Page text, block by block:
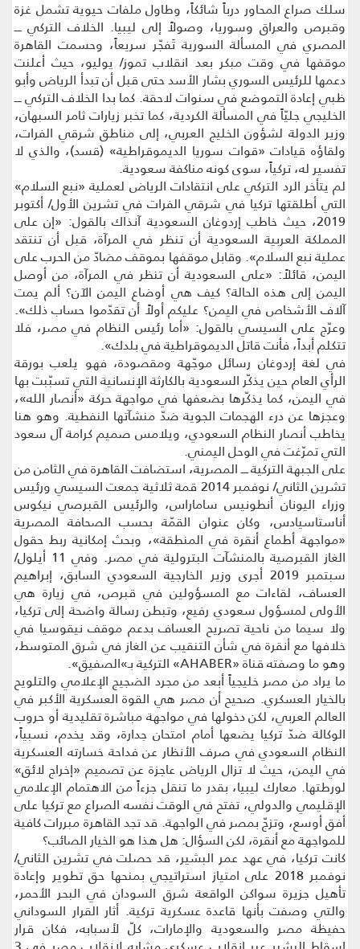
سلك صراع المحاور درباً شائكاً، وطاول ملفات حيوية تشمل غزة
وقبرص والعراق وسوريا، وصولاً إلى ليبيا. الخلاف التركي ــــ
المصري في المسألة السورية تَفجّر سريعاً، وحسمت القاهرة
موقفها في وقت مبكر بعد انقلاب تموز/ يوليو، حيث أعلنت
دعمها للرئيس السوري بشار الأسد حتى قبل أن تبدأ الرياض وأبو
ظبي إعادة التموضع في سنوات لاحقة. كما بدا الخلاف التركي ــــ
الخليجي جليّاً في المسألة الكردية، كما تخبر زيارات ثامر السبهان،
وزير الدولة لشؤون الخليج العربي، إلى مناطق شرقي الفرات،
ولقاؤه قيادات «قوات سوريا الديموقراطية» (قسد)، والذي لا
تفسير له، تركياً، سوى كونه مناكفة سعودية.
لم يتأخر الرد التركي على انتقادات الرياض لعملية «نبع السلام»
التي أطلقتها تركيا في شرقي الفرات في تشرين الأول/ أكتوبر
2019، حيث خاطب إردوغان السعودية آنذاك بالقول: «إن على
المملكة العربية السعودية أن تنظر في المرآة، قبل أن تنتقد
عملية نبع السلام». وقابل موقفها بموقف مضادّ من الحرب على
اليمن، قائلاً: «على السعودية أن تنظر في المرآة، من أوصل
اليمن إلى هذه الحالة؟ كيف هي أوضاع اليمن الآن؟ ألم يمت
آلاف الأشخاص في اليمن؟ عليكم أولاً أن تقدّموا حساب ذلك».
وعرّج على السيسي بالقول: «أما رئيس النظام في مصر، فلا
تتكلم أبداً، فأنت قاتل الديموقراطية في بلدك».
في لغة إردوغان رسائل موجّهة ومقصودة، فهو يلعب بورقة
الرأي العام حين يذكّر السعودية بالكارثة الإنسانية التي تسبّبت بها
في اليمن، كما يذكّرها بضعفها في مواجهة حركة «أنصار الله»،
وعجزها عن درء الهجمات الجوية ضدّ منشآتها النفطية. وهو هنا
يخاطب أنصار النظام السعودي، ويلامس صميم كرامة آل سعود
التي تمرّغت في الوحل اليمني.
على الجبهة التركية ــــ المصرية، استضافت القاهرة في الثامن من
تشرين الثاني/ نوفمبر 2014 قمة ثلاثية جمعت السيسي ورئيس
وزراء اليونان أنطونيس ساماراس، والرئيس القبرصي نيكوس
أناستاسيادس، وكان عنوان القمّة بحسب الصحافة المصرية
«مواجهة أطماع أنقرة في المنطقة»، وبحث إمكانية ربط حقول
الغاز القبرصية بالمنشآت البترولية في مصر. وفي 11 أيلول/
سبتمبر 2019 أجرى وزير الخارجية السعودي السابق، إبراهيم
العساف، لقاءات مع المسؤولين في قبرص، في زيارة هي
الأولى لمسؤول سعودي رفيع، وتبطن رسالة واضحة إلى تركيا،
ولا سيما من ناحية تصريح العساف بدعم موقف نيقوسيا في
خلافها مع أنقرة في شأن التنقيب عن الغاز في شرق المتوسط،
وهو ما وصفته قناة «AHABER» التركية بـ»الصفيق».
ما يراد من مصر خليجياً أبعد من مجرد الضجيج الإعلامي والتلويح
بالخيار العسكري. صحيح أن مصر هي القوة العسكرية الأكبر في
العالم العربي، لكن دخولها في مواجهة مباشرة تقليدية أو حروب
الوكالة ضدّ تركيا يضعها أمام امتحان جدارة، وقد يخدم، نسبياً،
النظام السعودي في صرف الأنظار عن فداحة خسارته العسكرية
في اليمن، حيث لا تزال الرياض عاجزة عن تصميم «إخراج لائق»
لورطتها. معارك ليبيا، بقدر ما تنقل جزءاً من الاهتمام الإعلامي
الإقليمي والدولي، تفتح في الوقت نفسه الصراع مع تركيا على
أفق أوسع، وتزجّ بمصر في الواجهة. قد تجد القاهرة مبررات كافية
للمواجهة مع أنقرة، لكن السؤال: هل هذا هو الخيار الصائب؟
كانت تركيا، في عهد عمر البشير، قد حصلت في تشرين الثاني/
نوفمبر 2018 على امتياز استراتيجي بمنحها حق تطوير وإعادة
تأهيل جزيرة سواكن الواقعة شرق السودان في البحر الأحمر،
والتي وصفت بأنها قاعدة عسكرية تركية. أثار القرار السوداني
حفيظة مصر والسعودية والإمارات، كلّ لأسبابه، فكان قرار